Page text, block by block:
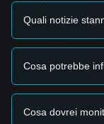
Quali notizie
Cosa potrebbe
Cosa dovrei